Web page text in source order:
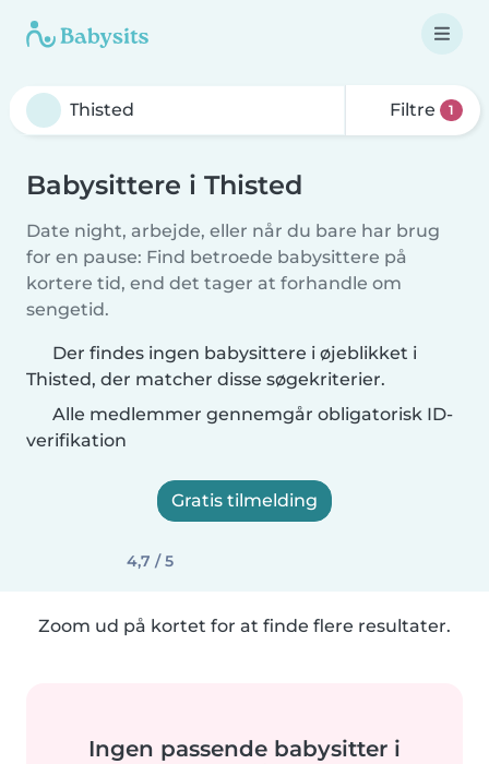
Filtre 1
Babysittere i Thisted
Date night, arbejde, eller når du bare har brug
for en pause: Find betroede babysittere på
kortere tid, end det tager at forhandle om
sengetid.
Der findes ingen babysittere i øjeblikket i
Thisted, der matcher disse søgekriterier.
Alle medlemmer gennemgår obligatorisk ID-
verifikation
Gratis tilmelding
4,7 / 5
Zoom ud på kortet for at finde flere resultater.
Ingen passende babysitter i